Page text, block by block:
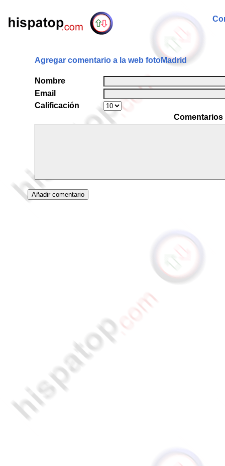
Agregar comentario a la web fotoMadrid
Nombre
Email
Calificación
Comentarios